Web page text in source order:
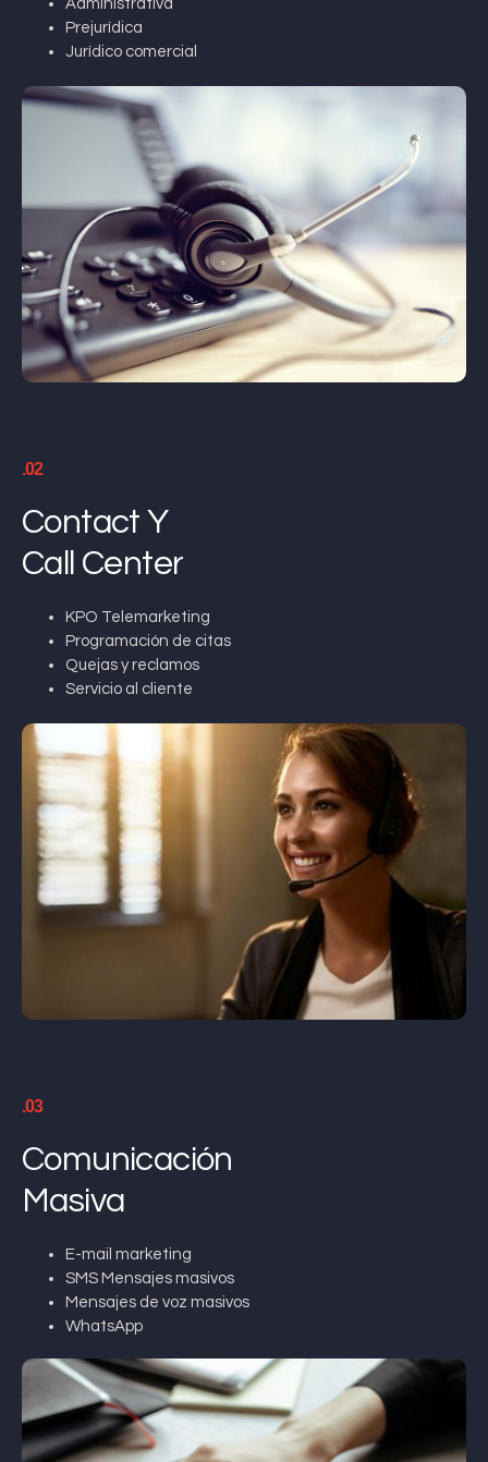
Administrativa
Prejurídica
Jurídico comercial
.02
Contact Y
Call Center
KPO Telemarketing
Programación de citas
Quejas y reclamos
Servicio al cliente
.03
Comunicación
Masiva
E-mail marketing
SMS Mensajes masivos
Mensajes de voz masivos
WhatsApp